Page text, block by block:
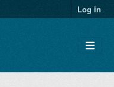
Log in